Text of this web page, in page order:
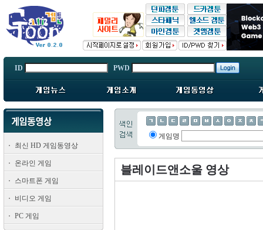
ID PWD
최신 HD 게임동영상
온라인 게임
스마트폰 게임
비디오 게임
PC 게임
게임명
블레이드앤소울 영상